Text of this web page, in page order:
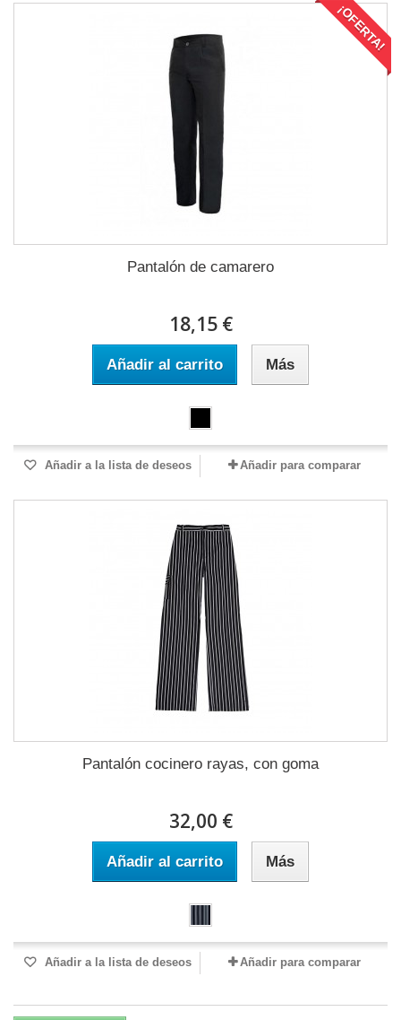
¡OFERTA!
Pantalón de camarero
18,15 €
Añadir al carrito Más
Añadir a la lista de deseos Añadir para comparar
Pantalón cocinero rayas, con goma
32,00 €
Añadir al carrito Más
Añadir a la lista de deseos Añadir para comparar